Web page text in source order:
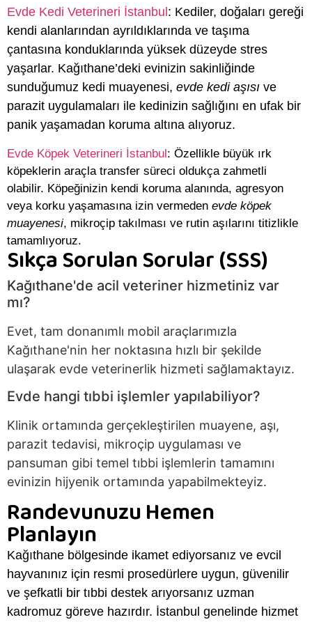
Evde Kedi Veterineri İstanbul : Kediler, doğaları gereği
kendi alanlarından ayrıldıklarında ve taşıma
çantasına konduklarında yüksek düzeyde stres
yaşarlar. Kağıthane’deki evinizin sakinliğinde
sunduğumuz kedi muayenesi, evde kedi aşısı ve
parazit uygulamaları ile kedinizin sağlığını en ufak bir
panik yaşamadan koruma altına alıyoruz.
Evde Köpek Veterineri İstanbul: Özellikle büyük ırk
köpeklerin araçla transfer süreci oldukça zahmetli
olabilir. Köpeğinizin kendi koruma alanında, agresyon
veya korku yaşamasına izin vermeden evde köpek
muayenesi, mikroçip takılması ve rutin aşılarını titizlikle
tamamlıyoruz.
Sıkça Sorulan Sorular (SSS)
Kağıthane'de acil veteriner hizmetiniz var
mı?
Evet, tam donanımlı mobil araçlarımızla
Kağıthane'nin her noktasına hızlı bir şekilde
ulaşarak evde veterinerlik hizmeti sağlamaktayız.
Evde hangi tıbbi işlemler yapılabiliyor?
Klinik ortamında gerçekleştirilen muayene, aşı,
parazit tedavisi, mikroçip uygulaması ve
pansuman gibi temel tıbbi işlemlerin tamamını
evinizin hijyenik ortamında yapabilmekteyiz.
Randevunuzu Hemen
Planlayın
Kağıthane bölgesinde ikamet ediyorsanız ve evcil
hayvanınız için resmi prosedürlere uygun, güvenilir
ve şefkatli bir tıbbi destek arıyorsanız uzman
kadromuz göreve hazırdır. İstanbul genelinde hizmet